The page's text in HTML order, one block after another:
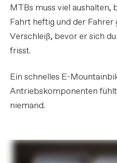
MTBs muss viel aushalten,
Fahrt heftig und der Fahrer
Verschleiß, bevor er sich
frisst.
Ein schnelles E-
Antriebskomponenten fühlt
niemand.